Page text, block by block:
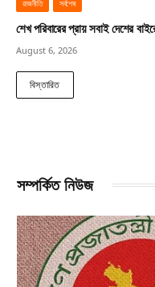
রাজনীতি সর্বশেষ
শেখ পরিবারের প্রায় সবাই দেশের
August 6, 2026
বিস্তারিত
সম্পর্কিত নিউজ